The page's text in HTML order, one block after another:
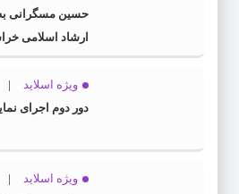
حسین مسگرانی
ارشاد اسلامی
ویژه اسلاید
دور دوم اجرای
ویژه اسلاید